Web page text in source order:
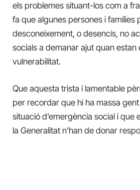
els problemes situant-los com a
fa que algunes persones i famílies
desconeixement, o desencís, no
socials a demanar ajut quan estan
vulnerabilitat.
Que aquesta trista i lamentable
per recordar que hi ha massa
situació d’emergència social i que
la Generalitat n’han de donar